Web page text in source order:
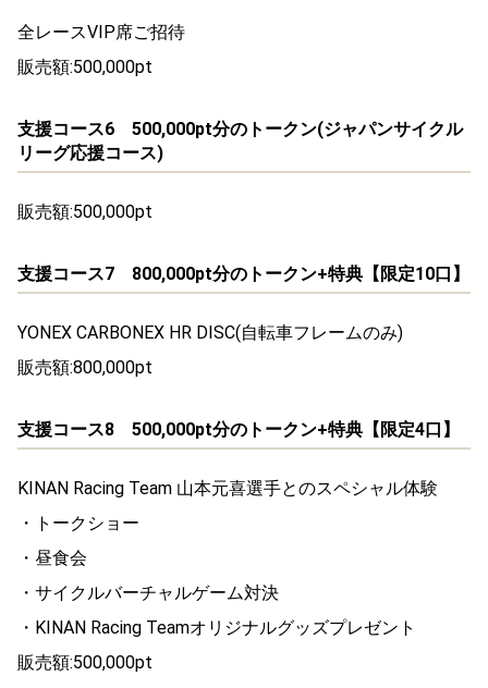
全レースVIP席ご招待
販売額:500,000pt
支援コース6 500,000pt分のトークン(ジャパンサイクル
リーグ応援コース)
販売額:500,000pt
支援コース7 800,000pt分のトークン+特典【限定10口】
YONEX CARBONEX HR DISC(自転車フレームのみ)
販売額:800,000pt
支援コース8 500,000pt分のトークン+特典【限定4口】
KINAN Racing Team 山本元喜選手とのスペシャル体験
・トークショー
・昼食会
・サイクルバーチャルゲーム対決
・KINAN Racing Teamオリジナルグッズプレゼント
販売額:500,000pt